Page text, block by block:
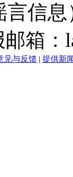
言信
邮箱
见与反馈 | 提供新